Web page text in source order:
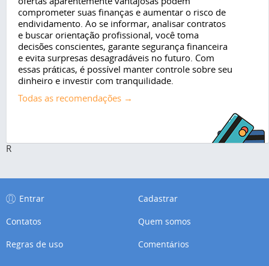
comprometer suas finanças e aumentar o risco de
endividamento. Ao se informar, analisar contratos
e buscar orientação profissional, você toma
decisões conscientes, garante segurança financeira
e evita surpresas desagradáveis no futuro. Com
essas práticas, é possível manter controle sobre seu
dinheiro e investir com tranquilidade.
Todas as recomendações →
R
Entrar
Cadastrar
Contatos
Quem somos
Regras de uso
Comentários